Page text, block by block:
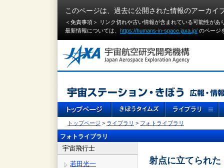
このページは、過去に公開された情報のアーカイ
＜免責事項＞ リンク切れや古い情報が含まれている可能性が
最新情報については、 https://humans-in-space.jaxa.jp/ のページ
トップページ > ライブラリ > フォトライブラリ
フォトライブラリ
宇宙飛行士
若田光一
射点に立てられ